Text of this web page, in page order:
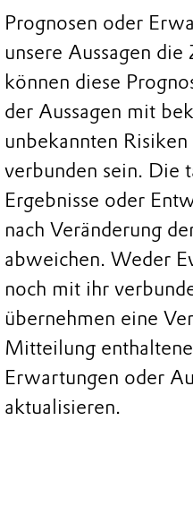
Prognosen oder
unsere Aussagen
können diese
der Aussagen mit
unbekannten
verbunden sein. Die
Ergebnisse oder
nach Veränderung
abweichen. Weder
noch mit ihr
übernehmen eine
Mitteilung
Erwartungen oder
aktualisieren.